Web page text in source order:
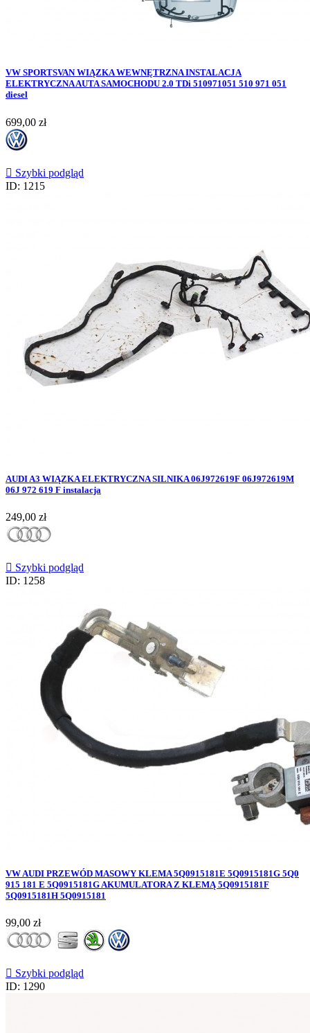
VW SPORTSVAN WIĄZKA WEWNĘTRZNA INSTALACJA
ELEKTRYCZNA AUTA SAMOCHODU 2.0 TDi 510971051 510 971 051
diesel
Cena
699,00 zł
 Szybki podgląd
ID: 1215
AUDI A3 WIĄZKA ELEKTRYCZNA SILNIKA 06J972619F 06J972619M
06J 972 619 F instalacja
Cena
249,00 zł
 Szybki podgląd
ID: 1258
VW AUDI PRZEWÓD MASOWY KLEMA 5Q0915181E 5Q0915181G 5Q0
915 181 E 5Q0915181G AKUMULATORA Z KLEMĄ 5Q0915181F
5Q0915181H 5Q0915181
Cena
99,00 zł
 Szybki podgląd
ID: 1290